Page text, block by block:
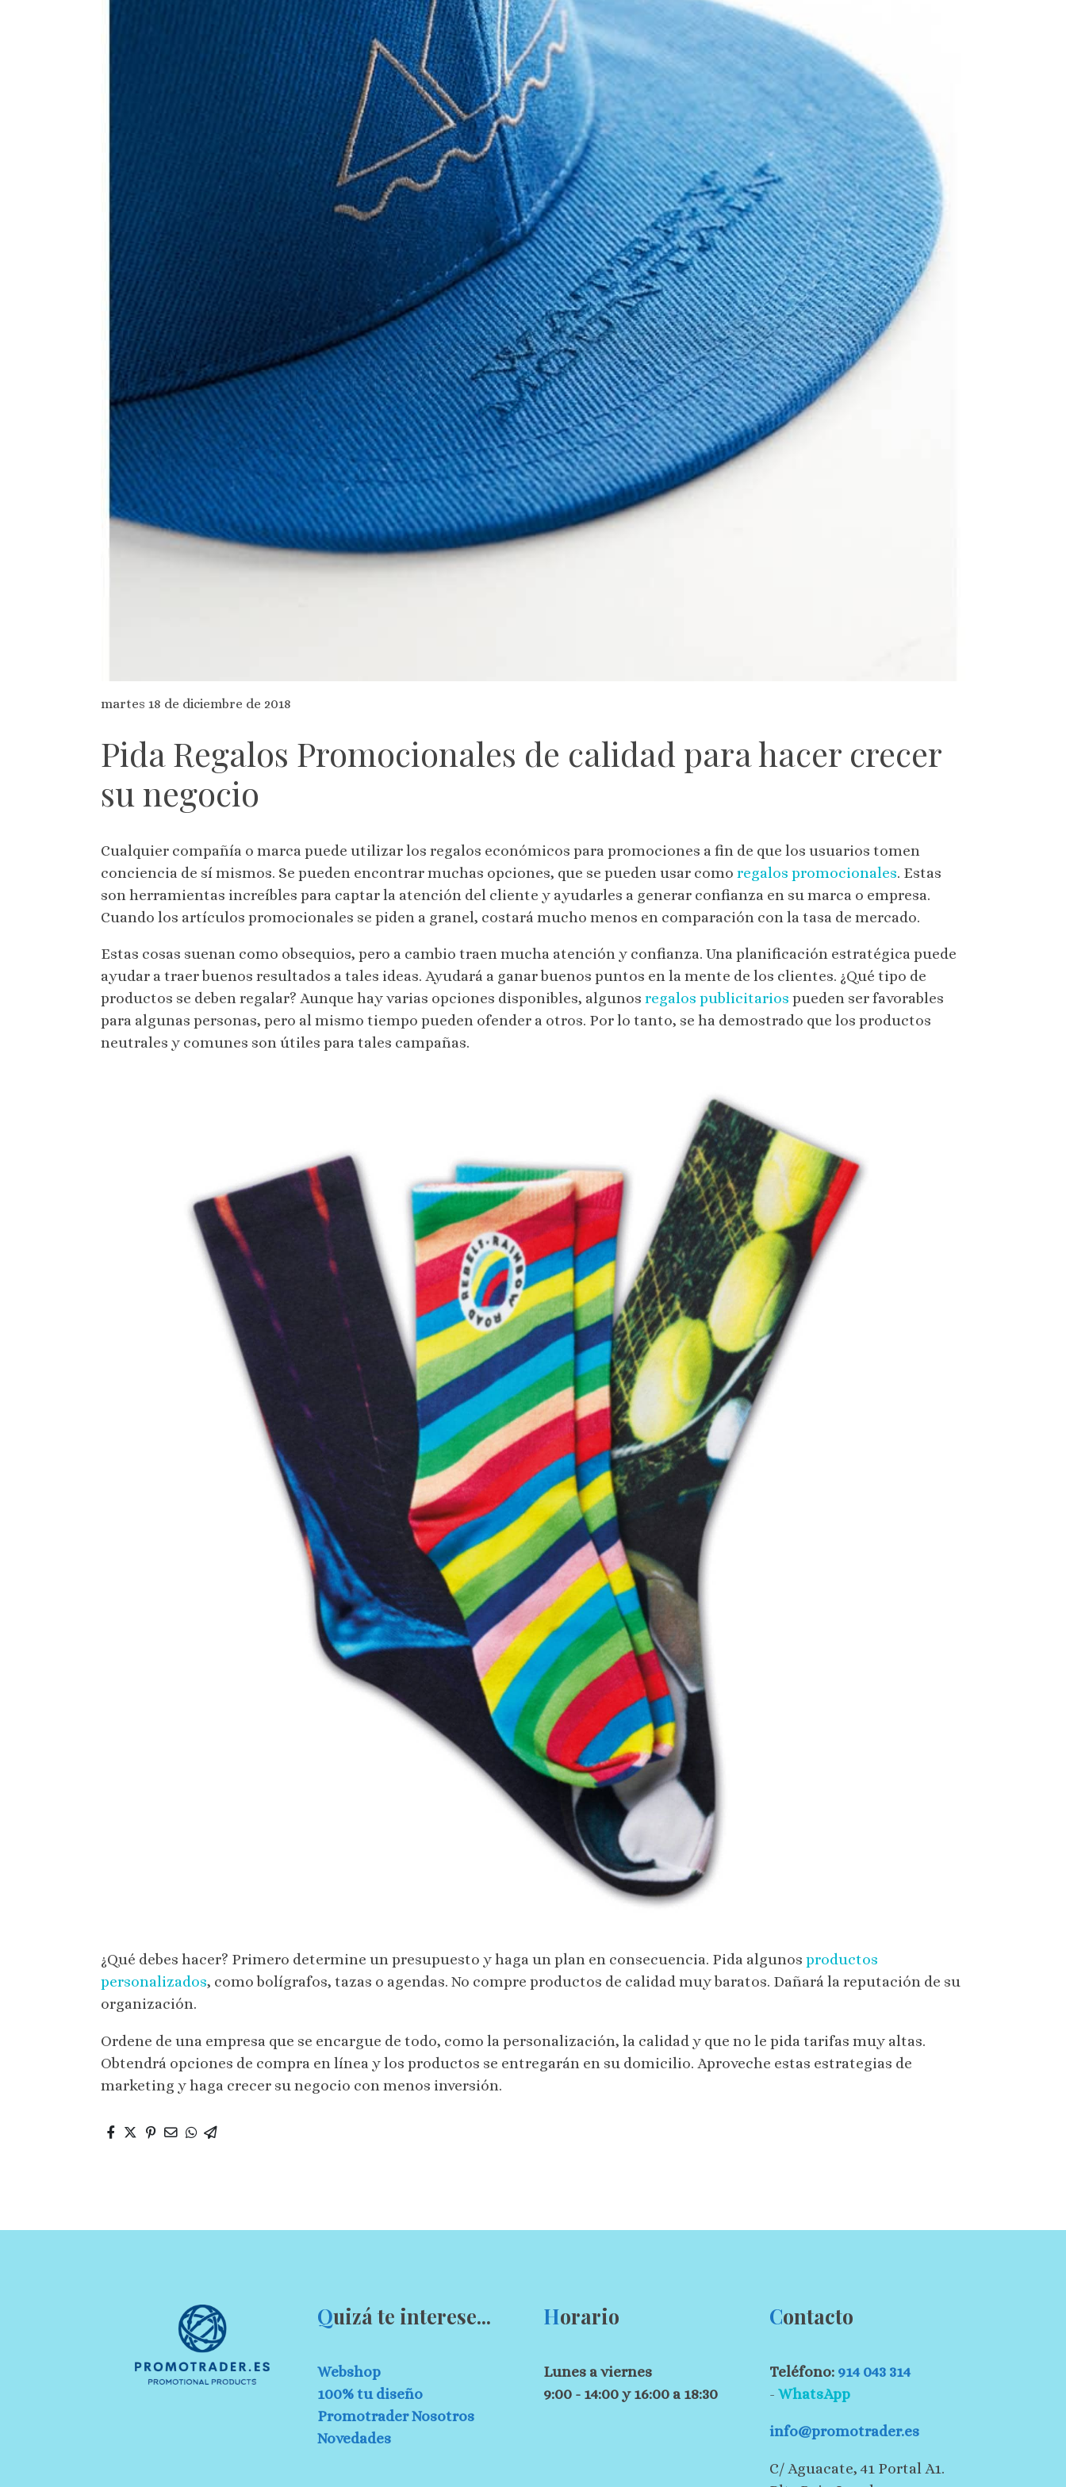
martes 18 de diciembre de 2018
Pida Regalos Promocionales de calidad para hacer crecer
su negocio
Cualquier compañía o marca puede utilizar los regalos económicos para promociones a fin de que los usuarios tomen
conciencia de sí mismos. Se pueden encontrar muchas opciones, que se pueden usar comoregalos promocionales. Estas
son herramientas increíbles para captar la atención del cliente y ayudarles a generar confianza en su marca o empresa.
Cuando los artículos promocionales se piden a granel, costará mucho menos en comparación con la tasa de mercado.
Estas cosas suenan como obsequios, pero a cambio traen mucha atención y confianza. Una planificación estratégica puede
ayudar a traer buenos resultados a tales ideas. Ayudará a ganar buenos puntos en la mente de los clientes. ¿Qué tipo de
productos se deben regalar? Aunque hay varias opciones disponibles, algunosregalos publicitarios pueden ser favorables
para algunas personas, pero al mismo tiempo pueden ofender a otros. Por lo tanto, se ha demostrado que los productos
neutrales y comunes son útiles para tales campañas.
¿Qué debes hacer? Primero determine un presupuesto y haga un plan en consecuencia. Pida algunosproductos
personalizados, como bolígrafos, tazas o agendas. No compre productos de calidad muy baratos. Dañará la reputación de su
organización.
Ordene de una empresa que se encargue de todo, como la personalización, la calidad y que no le pida tarifas muy altas.
Obtendrá opciones de compra en línea y los productos se entregarán en su domicilio. Aproveche estas estrategias de
marketing y haga crecer su negocio con menos inversión.
Quizá te interese...
Webshop
100% tu diseño
Promotrader Nosotros
Novedades
Horario
Lunes a viernes
9:00 - 14:00 y 16:00 a 18:30
Contacto
Teléfono: 914 043 314
- WhatsApp
info@promotrader.es
C/ Aguacate, 41 Portal A1.